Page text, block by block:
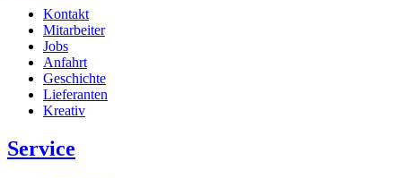
Kontakt
Mitarbeiter
Jobs
Anfahrt
Geschichte
Lieferanten
Kreativ
Service